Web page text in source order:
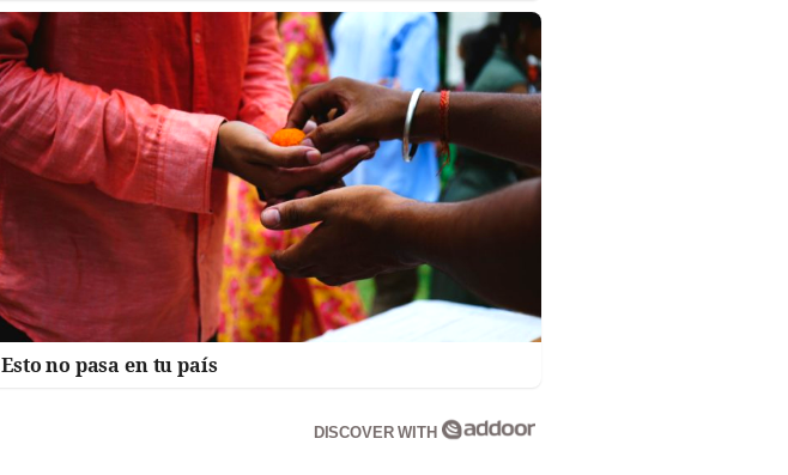
Esto no pasa en tu país
DISCOVER WITH